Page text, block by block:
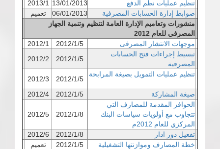
تنظيم عمليات نظم الدفع 13/01/2013
2013/1
ضوابط إدارة الحسابات المصرفية
06/01/2013
تعميم
منشورات وتعاميم الإدارة العامة لتنظيم وتنمية الجهاز
المصرفي للعام 2012
موجهات الانتشار المصرفى
2012/1/5
2012/1
تبسيط إجراءات فتح الحسابات
المصرفية
2012/1/5
2012/2
تنظيم عمليات التمويل بصيغة المرابحة
2012/1/5
2012/3
صيغة المشاركة
2012/1/5
2012/4
الحوافز المقدمة للمصارف التي
تتجاوب مع أولويات سياسات البنك
المركزي للعام 2012م
2012/1/8
2012/5
تفعيل دور ادار 2012/1/8
2012/6
خطة المصارف وموازنتها التشغيلية
2012/1/5
تعميم